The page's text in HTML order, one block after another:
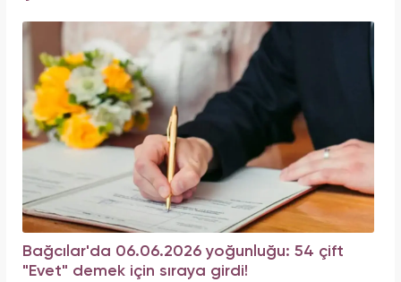
Bağcılar'da 06.06.2026 yoğunluğu: 54 çift
"Evet" demek için sıraya girdi!